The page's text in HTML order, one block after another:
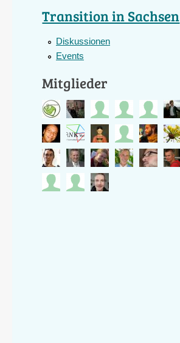
Transition in Sachsen
Diskussionen
Events
Mitglieder